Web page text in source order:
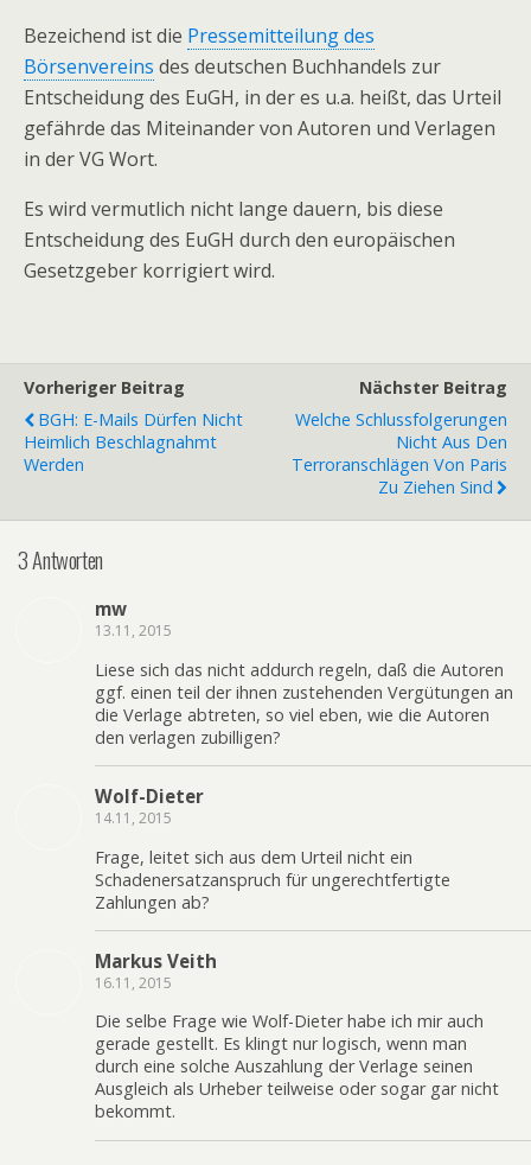
Bezeichend ist die Pressemitteilung des
Börsenvereins des deutschen Buchhandels zur
Entscheidung des EuGH, in der es u.a. heißt, das Urteil
gefährde das Miteinander von Autoren und Verlagen
in der VG Wort.
Es wird vermutlich nicht lange dauern, bis diese
Entscheidung des EuGH durch den europäischen
Gesetzgeber korrigiert wird.
Vorheriger Beitrag
BGH: E-Mails Dürfen Nicht
Heimlich Beschlagnahmt
Werden
Nächster Beitrag
Welche Schlussfolgerungen
Nicht Aus Den
Terroranschlägen Von Paris
Zu Ziehen Sind
3 Antworten
mw
13.11, 2015
Liese sich das nicht addurch regeln, daß die Autoren
ggf. einen teil der ihnen zustehenden Vergütungen an
die Verlage abtreten, so viel eben, wie die Autoren
den verlagen zubilligen?
Wolf-Dieter
14.11, 2015
Frage, leitet sich aus dem Urteil nicht ein
Schadenersatzanspruch für ungerechtfertigte
Zahlungen ab?
Markus Veith
16.11, 2015
Die selbe Frage wie Wolf-Dieter habe ich mir auch
gerade gestellt. Es klingt nur logisch, wenn man
durch eine solche Auszahlung der Verlage seinen
Ausgleich als Urheber teilweise oder sogar gar nicht
bekommt.